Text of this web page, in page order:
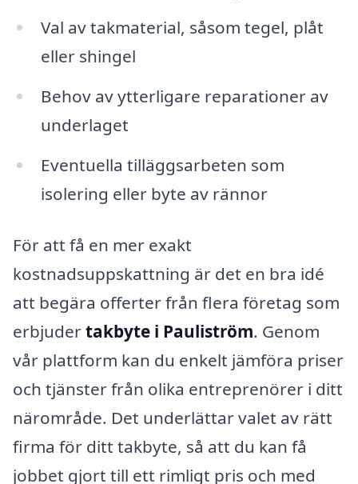
Val av takmaterial, såsom tegel, plåt
eller shingel
Behov av ytterligare reparationer av
underlaget
Eventuella tilläggsarbeten som
isolering eller byte av rännor
För att få en mer exakt
kostnadsuppskattning är det en bra idé
att begära offerter från flera företag som
erbjudertakbyte i Pauliström. Genom
vår plattform kan du enkelt jämföra priser
och tjänster från olika entreprenörer i ditt
närområde. Det underlättar valet av rätt
firma för ditt takbyte, så att du kan få
jobbet gjort till ett rimligt pris och med